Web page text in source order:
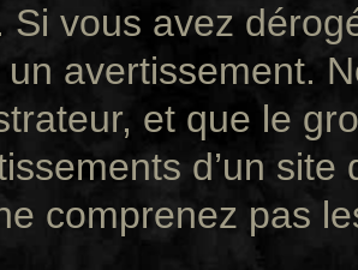
Si vous avez
avertissement.
et que le
d’un
comprenez pas